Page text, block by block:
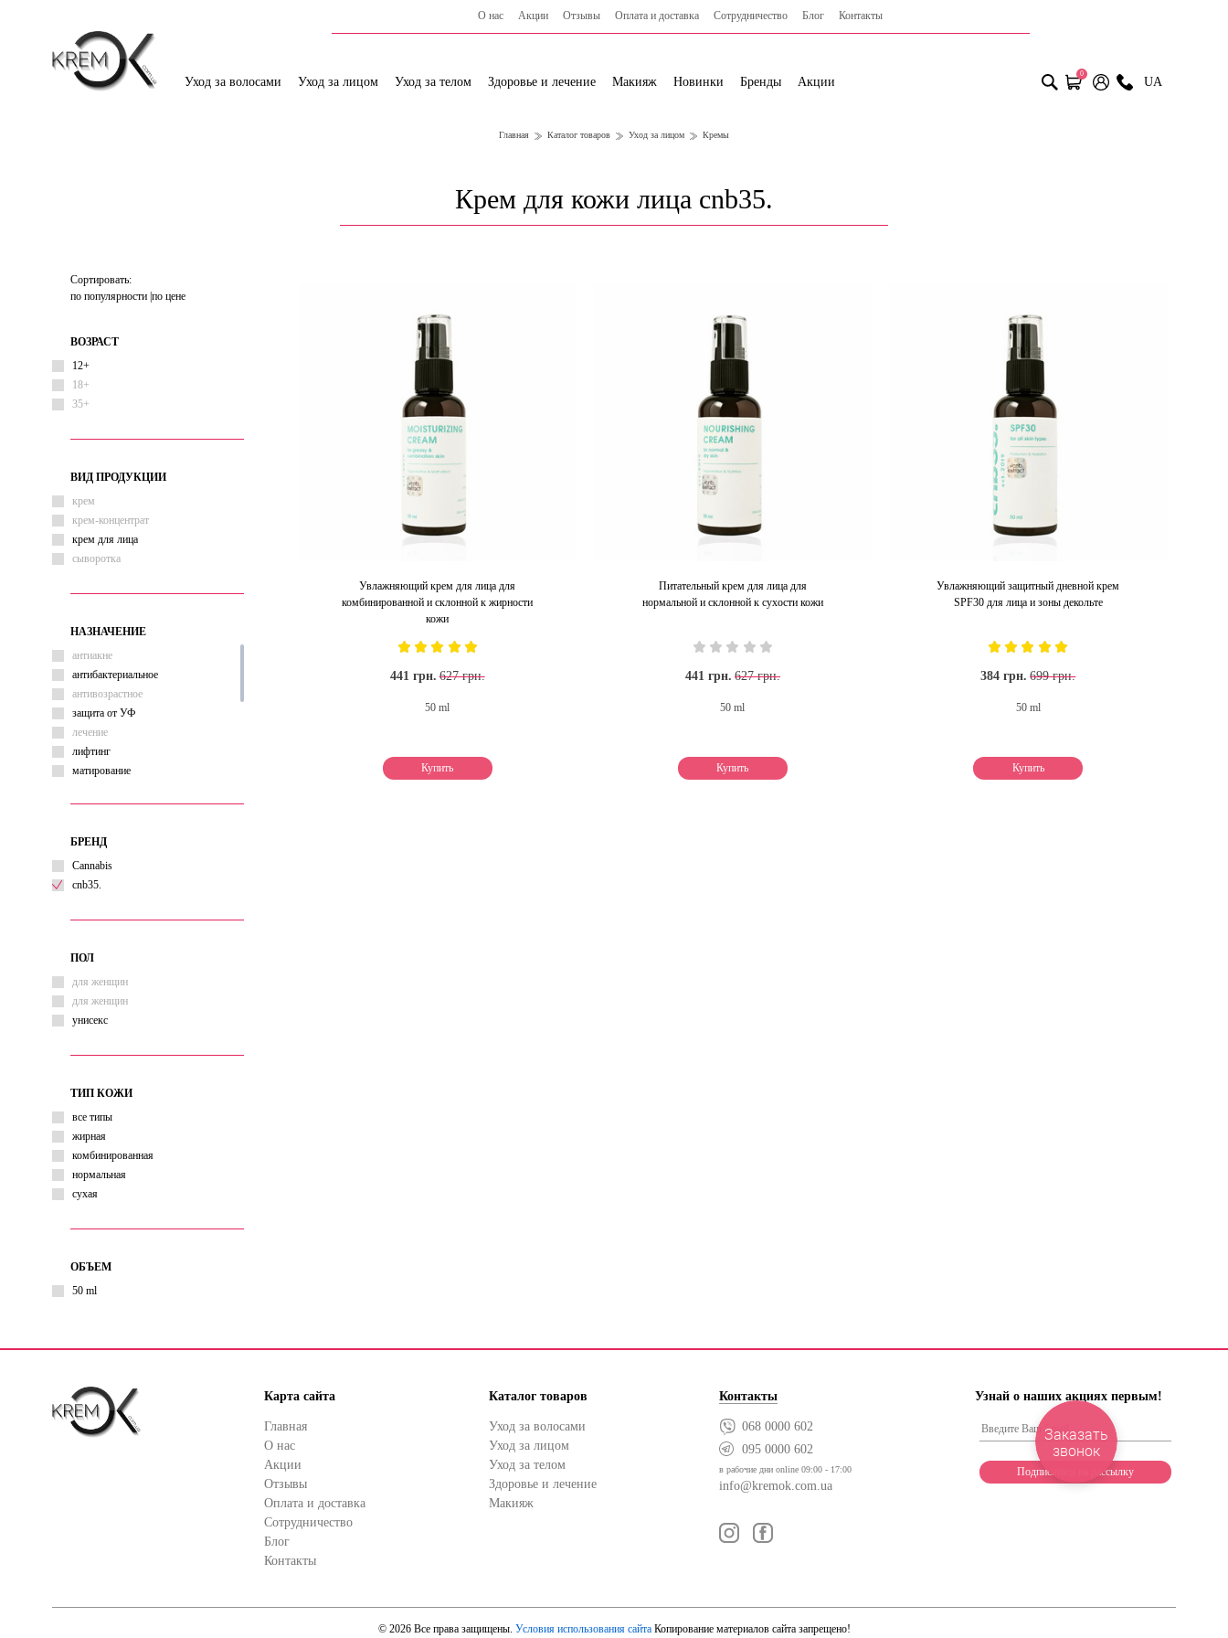
О нас Акции Отзывы Оплата и доставка Сотрудничество Блог Контакты
Уход за волосами Уход за лицом Уход за телом Здоровье и лечение Макияж Новинки Бренды Акции
0
UA
Главная Каталог товаров Уход за лицом Кремы
Крем для кожи лица cnb35.
Сортировать:
по популярности по цене
ВОЗРАСТ
12+
18+
35+
ВИД ПРОДУКЦИИ
крем
крем-концентрат
крем для лица
сыворотка
НАЗНАЧЕНИЕ
антиакне
антибактериальное
антивозрастное
защита от УФ
лечение
лифтинг
матирование
питательный
разглаживание
регенерация
сужение пор
БРЕНД
Cannabis
cnb35.
ПОЛ
для женщин
для женщин
унисекс
ТИП КОЖИ
все типы
жирная
комбинированная
нормальная
сухая
ОБЪЕМ
50 ml
Увлажняющий крем для лица для
комбинированной и склонной к жирности
кожи
441 грн. 627 грн.
50 ml
Купить
Питательный крем для лица для
нормальной и склонной к сухости кожи
441 грн. 627 грн.
50 ml
Купить
Увлажняющий защитный дневной крем
SPF30 для лица и зоны декольте
384 грн. 699 грн.
50 ml
Купить
Карта сайта
Главная
О нас
Акции
Отзывы
Оплата и доставка
Сотрудничество
Блог
Контакты
Каталог товаров
Уход за волосами
Уход за лицом
Уход за телом
Здоровье и лечение
Макияж
Контакты
068 0000 602
095 0000 602
в рабочие дни online 09:00 - 17:00
info@kremok.com.ua
Узнай о наших акциях первым!
© 2026 Все права защищены. Условия использования сайтаКопирование материалов сайта запрещено!
Заказать
звонок